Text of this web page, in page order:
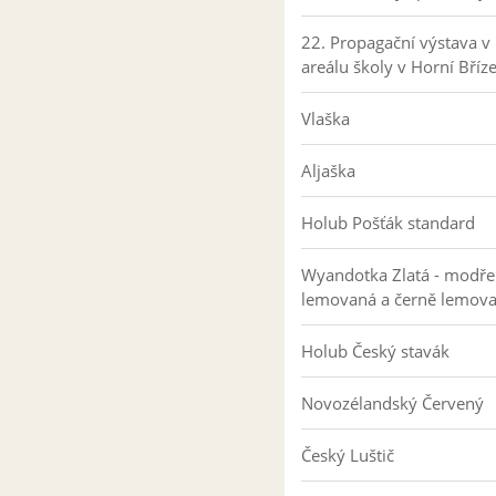
22. Propagační výstava v
areálu školy v Horní Bříze
Vlaška
Aljaška
Holub Pošťák standard
Wyandotka Zlatá - modře
lemovaná a černě
Holub Český stavák
Novozélandský Červený
Český Luštič